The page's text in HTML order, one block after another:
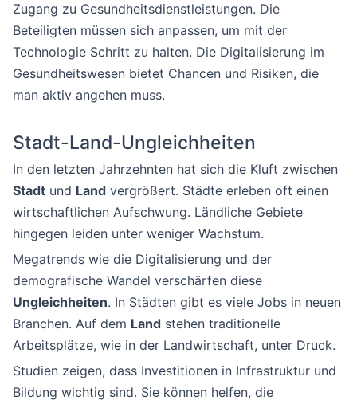
Zugang zu Gesundheitsdienstleistungen. Die
Beteiligten müssen sich anpassen, um mit der
Technologie Schritt zu halten. Die Digitalisierung im
Gesundheitswesen bietet Chancen und Risiken, die
man aktiv angehen muss.
Stadt-Land-Ungleichheiten
In den letzten Jahrzehnten hat sich die Kluft zwischen
Stadt und Land vergrößert. Städte erleben oft einen
wirtschaftlichen Aufschwung. Ländliche Gebiete
hingegen leiden unter weniger Wachstum.
Megatrends wie die Digitalisierung und der
demografische Wandel verschärfen diese
Ungleichheiten. In Städten gibt es viele Jobs in neuen
Branchen. Auf dem Land stehen traditionelle
Arbeitsplätze, wie in der Landwirtschaft, unter Druck.
Studien zeigen, dass Investitionen in Infrastruktur und
Bildung wichtig sind. Sie können helfen, die